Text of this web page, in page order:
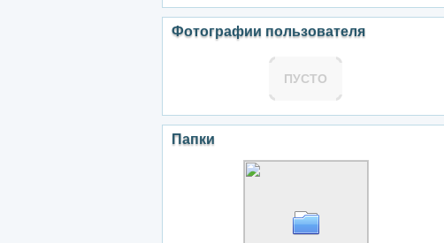
Фотографии пользователя
ПУСТО
Папки